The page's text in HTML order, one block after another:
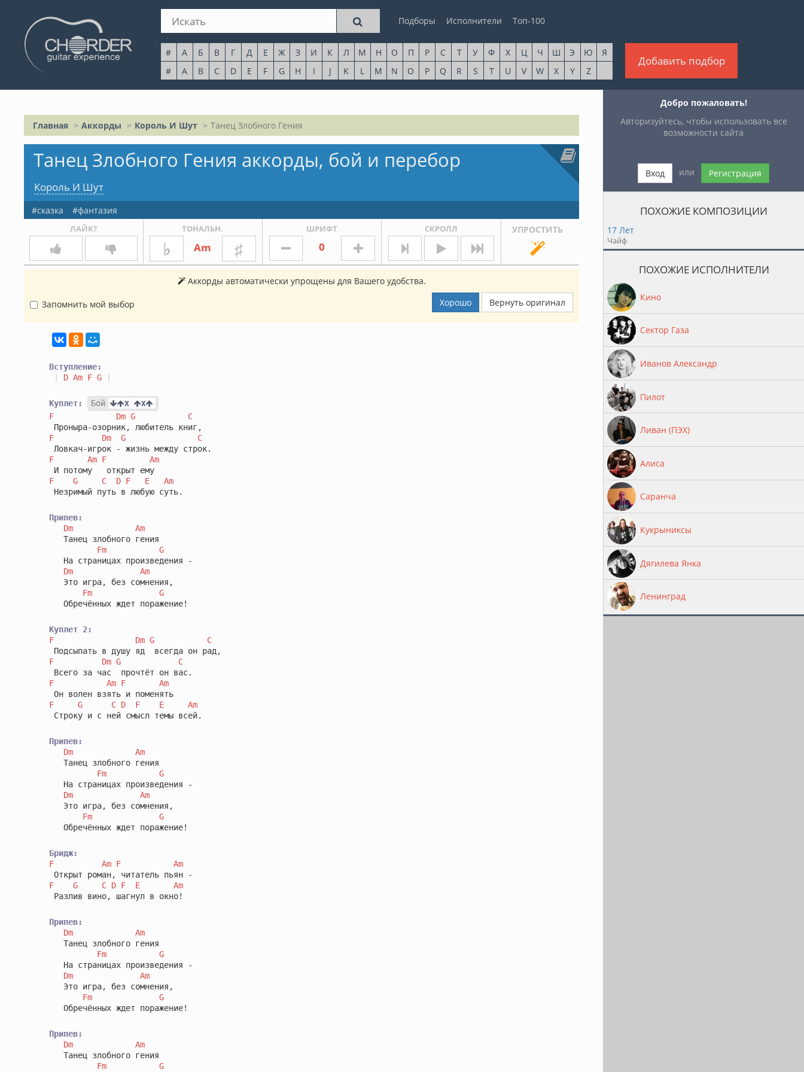
Подборы Исполнители Топ-100
# А Б В Г Д Е Ж З И К Л М Н О П Р С Т У Ф Х Ц Ч Ш Э Ю
Я
#
A B C D E F G H I J K L M N O P Q R S T U V W X Y Z
Добавить подбор
Главная Аккорды Король И Шут Танец Злобного Гения
Танец Злобного Гения аккорды, бой и перебор
Король И Шут
сказка фантазия
ЛАЙК? ТОНАЛЬН.
♭ Am ♯
ШРИФТ
0
СКРОЛЛ УПРОСТИТЬ
Аккорды автоматически упрощены для Вашего удобства.
Запомнить мой выбор Хорошо Вернуть оригинал
Вступление:
D Am F G
Куплет: Бой X X
F Dm G
C
F
Dm G
C
F
Am F
Am
F
G C D F E
Am
Незримый путь в любую суть.
Припев:
Dm
Am
   Танец злобного гения
Fm
G
   На страницах произведения -
Dm
Am
   Это игра, без сомнения,
Fm
G
   Обречённых ждет поражение!
Куплет 2:
F
Dm G
C
F
Dm G
C
F
Am F
Am
F
G C D F E
Am
Строку и с ней смысл темы всей.
Припев:
Dm
Am
   Танец злобного гения
Fm
G
   На страницах произведения -
Dm
Am
   Это игра, без сомнения,
Fm
G
   Обречённых ждет поражение!
Бридж:
F
Am F
Am
F
G C D F E
Am
Разлив вино, шагнул в окно!
Припев:
Dm
Am
   Танец злобного гения
Fm
G
   На страницах произведения -
Dm
Am
   Это игра, без сомнения,
Fm
G
   Обречённых ждет поражение!
Припев:
Dm
Am
   Танец злобного гения
Fm
G
Добро пожаловать!
Авторизуйтесь, чтобы использовать все
возможности сайта
Вход или Регистрация
ПОХОЖИЕ КОМПОЗИЦИИ
17 Лет
Чайф
ПОХОЖИЕ ИСПОЛНИТЕЛИ
Кино
Сектор Газа
Иванов Александр
Пилот
Ливан (ПЭХ)
Алиса
Саранча
Кукрыниксы
Дягилева Янка
Ленинград